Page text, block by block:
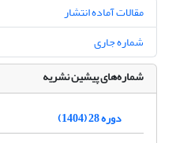
مقالات آماده انتشار
شماره جاری
شماره‌های پیشین نشریه
دوره 28 (1404)